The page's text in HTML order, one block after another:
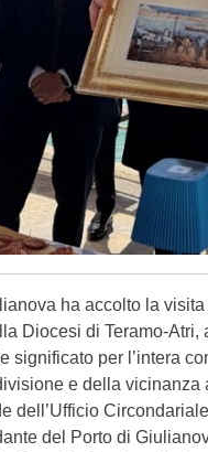
ha accolto la
Diocesi di Teramo-
significato per l’intera
e della vicinanza
dell’Ufficio
del Porto di